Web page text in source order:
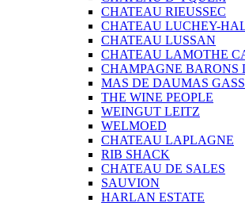
CHATEAU RIEUSSEC
CHATEAU LUCHEY-
CHATEAU LUSSAN
CHATEAU LAMOTHE
CHAMPAGNE BARONS
MAS DE DAUMAS
THE WINE PEOPLE
WEINGUT LEITZ
WELMOED
CHATEAU LAPLAGNE
RIB SHACK
CHATEAU DE SALES
SAUVION
HARLAN ESTATE